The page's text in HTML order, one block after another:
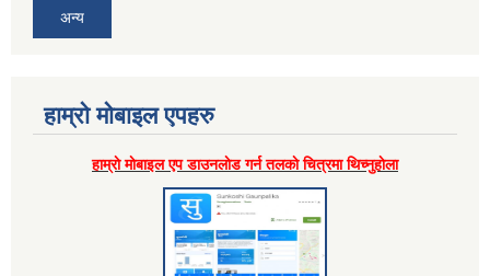
अन्य
हाम्राे माेबाइल एपहरु
हाम्राे माेबाइल एप डाउनलाेड गर्न तलकाे चित्रमा थिच्नुहाेला